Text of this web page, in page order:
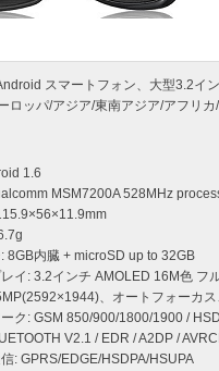
スマートフォン、大型3.2イ
ロッパ/アジア/東南アジア/アフリ
1.6
MSM7200A 528MHz
8GB内臓 + microSD up to 32GB
イ: 3.2インチ AMOLED 16M色 フ
、オートフォーカ
ク: GSM 850/900/1800/1900 /
V2.1 / EDR / A2DP /
: GPRS/EDGE/HSDPA/HSUPA